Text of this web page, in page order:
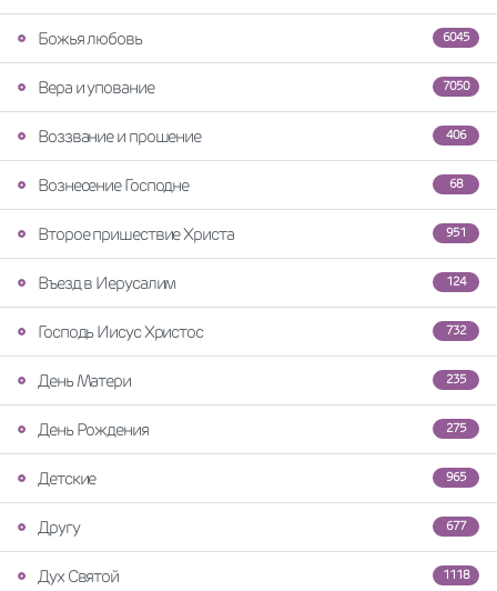
6045
Божья любовь
7050
Вера и упование
406
Воззвание и прошение
68
Вознесение Господне
951
Второе пришествие Христа
124
Въезд в Иерусалим
732
Господь Иисус Христос
235
День Матери
275
День Рождения
965
Детские
677
Другу
1118
Дух Святой